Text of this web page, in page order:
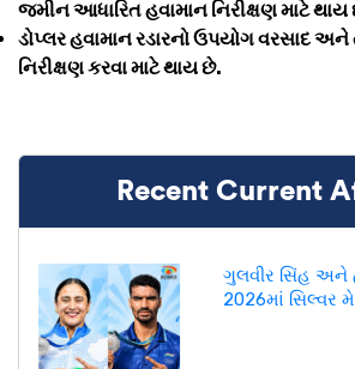
જમીન આધારિત હવામાન નિરીક્ષણ માટે થાય
ડોપ્લર હવામાન રડારનો ઉપયોગ વરસાદ
નિરીક્ષણ કરવા માટે થાય છે.
Recent Current
ગુલવીર સિંહ અને
2026માં સિલ્વર